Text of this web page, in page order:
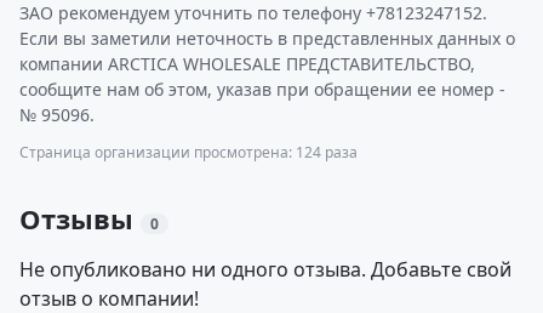
ЗАО рекомендуем уточнить по телефону +78123247152.
Если вы заметили неточность в представленных данных о
компании ARCTICA WHOLESALE ПРЕДСТАВИТЕЛЬСТВО,
сообщите нам об этом, указав при обращении ее номер -
№ 95096.
Страница организации просмотрена: 124 раза
Отзывы 0
Не опубликовано ни одного отзыва. Добавьте свой
отзыв о компании!